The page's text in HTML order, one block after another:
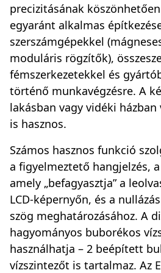
precizitásának
egyaránt alkalmas
szerszámgépekkel
moduláris rögzítők),
fémszerkezetekkel és
történő munkavégzésre. A
lakásban vagy vidéki
is hasznos.
Számos hasznos funkció
a figyelmeztető hangjelzés,
amely „befagyasztja” a
LCD-képernyőn, és a
szög meghatározásához. A
hagyományos buborékos
használhatja – 2 beépített
vízszintezőt is tartalmaz. Az